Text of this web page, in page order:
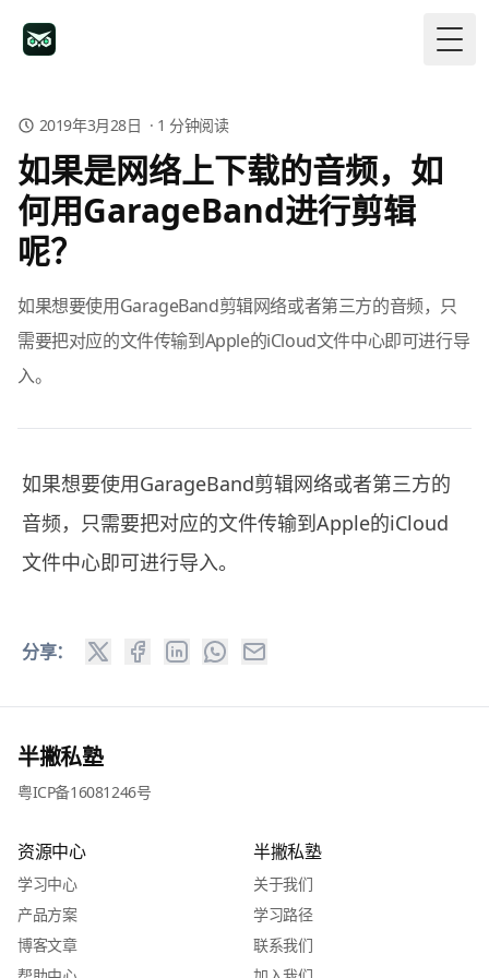
2019年3月28日 · 1 分钟阅读
如果是网络上下载的音频，如
何用GarageBand进行剪辑
呢？
如果想要使用GarageBand剪辑网络或者第三方的音频，只
需要把对应的文件传输到Apple的iCloud文件中心即可进行导
入。
如果想要使用GarageBand剪辑网络或者第三方的
音频，只需要把对应的文件传输到Apple的iCloud
文件中心即可进行导入。
分享：
半撇私塾
粤ICP备16081246号
资源中心
学习中心
产品方案
博客文章
半撇私塾
关于我们
学习路径
联系我们